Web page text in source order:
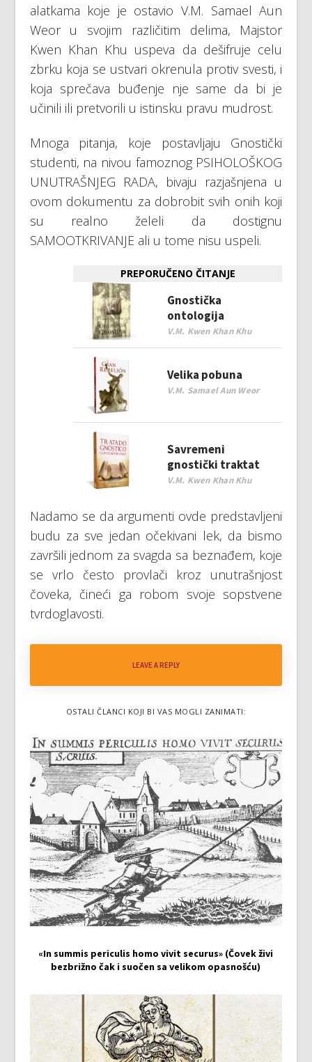
alatkama koje je ostavio V.M. Samael Aun
Weor u svojim različitim delima, Majstor
Kwen Khan Khu uspeva da dešifruje celu
zbrku koja se ustvari okrenula protiv svesti, i
koja sprečava buđenje nje same da bi je
učinili ili pretvorili u istinsku pravu mudrost.
Mnoga pitanja, koje postavljaju Gnostički
studenti, na nivou famoznog PSIHOLOŠKOG
UNUTRAŠNJEG RADA, bivaju razjašnjena u
ovom dokumentu za dobrobit svih onih koji
su realno želeli da dostignu
SAMOOTKRIVANJE ali u tome nisu uspeli.
PREPORUČENO ČITANJE
Gnostička
ontologija
V.M. Kwen Khan Khu
Velika pobuna
V.M. Samael Aun Weor
Savremeni
gnostički traktat
V.M. Kwen Khan Khu
Nadamo se da argumenti ovde predstavljeni
budu za sve jedan očekivani lek, da bismo
završili jednom za svagda sa beznađem, koje
se vrlo često provlači kroz unutrašnjost
čoveka, čineći ga robom svoje sopstvene
tvrdoglavosti.
LEAVE A REPLY
OSTALI ČLANCI KOJI BI VAS MOGLI ZANIMATI:
«In summis periculis homo vivit securus» (Čovek živi
bezbrižno čak i suočen sa velikom opasnošću)